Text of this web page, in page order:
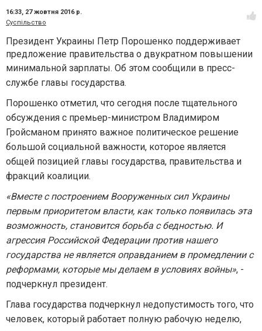
16:33, 27 жовтня 2016 р.
Суспільство
Президент Украины Петр Порошенко поддерживает
предложение правительства о двукратном повышении
минимальной зарплаты. Об этом сообщили в пресс-
службе главы государства.
Порошенко отметил, что сегодня после тщательного
обсуждения с премьер-министром Владимиром
Гройсманом принято важное политическое решение
большой социальной важности, которое является
общей позицией главы государства, правительства и
фракций коалиции.
«Вместе с построением Вооруженных сил Украины
первым приоритетом власти, как только появилась эта
возможность, становится борьба с бедностью. И
агрессия Российской Федерации против нашего
государства не является оправданием в промедлении с
реформами, которые мы делаем в условиях войны», -
подчеркнул президент.
Глава государства подчеркнул недопустимость того, что
человек, который работает полную рабочую неделю,